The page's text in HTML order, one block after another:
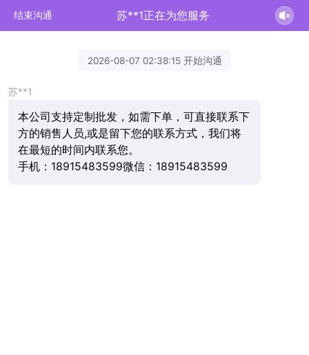
结束沟通 苏**1正在为您服务
2026-08-07 02:38:15 开始沟通
苏**1
本公司支持定制批发，如需下单，可直接联系下
方的销售人员,或是留下您的联系方式，我们将
在最短的时间内联系您。
手机：18915483599微信：18915483599